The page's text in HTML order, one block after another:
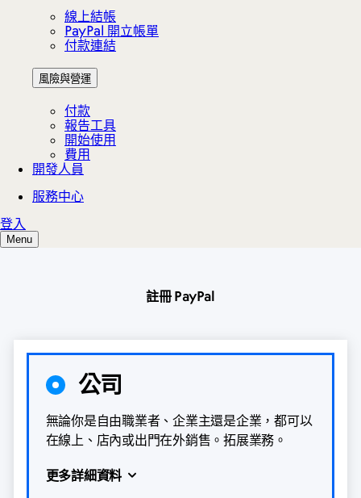
註冊 PayPal
公司
無論你是自由職業者、企業主還是企業，都可以
在線上、店內或出門在外銷售。拓展業務。
更多詳細資料